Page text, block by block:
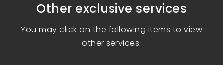
Other exclusive services
You may click on the following items to view
other services.